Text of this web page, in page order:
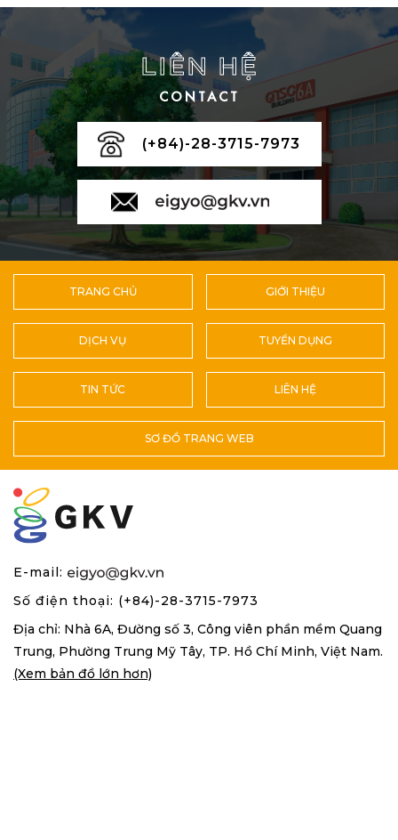
LIÊN HỆ
CONTACT
(+84)-28-3715-7973
TRANG CHỦ GIỚI THIỆU
DỊCH VỤ TUYỂN DỤNG
TIN TỨC LIÊN HỆ
SƠ ĐỒ TRANG WEB
E-mail:
Số điện thoại: (+84)-28-3715-7973
Địa chỉ: Nhà 6A, Đường số 3, Công viên phần mềm Quang
Trung, Phường Trung Mỹ Tây, TP. Hồ Chí Minh, Việt Nam.
(Xem bản đồ lớn hơn)